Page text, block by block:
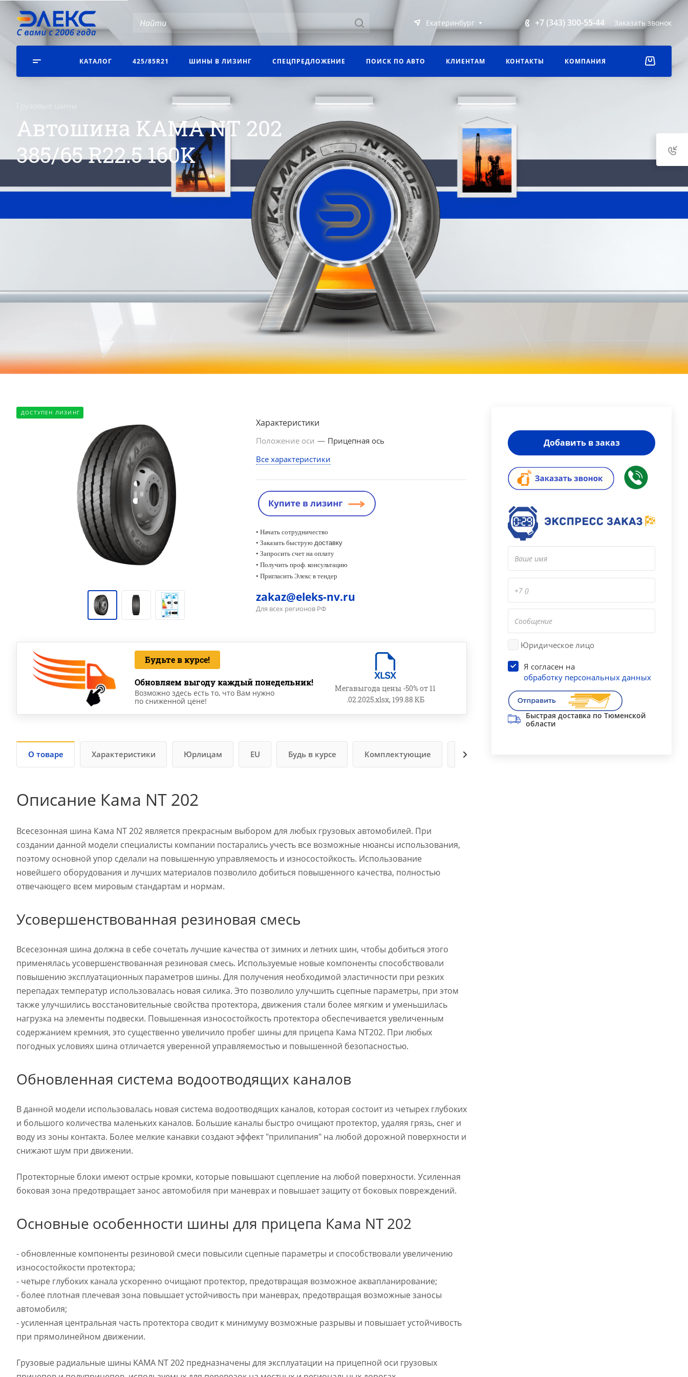
Екатеринбург +7 (343) 300-55-44 Заказать звонок
КАТАЛОГ 425/85R21 ШИНЫ В ЛИЗИНГ СПЕЦПРЕДЛОЖЕНИЕ ПОИСК ПО АВТО КЛИЕНТАМ КОНТАКТЫ КОМПАНИЯ
Автошина KAMA NT 202
385/65 R22.5 160K
Добавить в заказ
Юридическое лицо
Я согласен на
обработку персональных данных
Быстрая доставка по Тюменской
области
ДОСТУПЕН ЛИЗИНГ
Характеристики
Положение оси — Прицепная ось
Все характеристики
• Начать сотрудничество
• Заказать быструю доставку
• Запросить счет на оплату
• Получить проф. консультацию
• Пригласить Элекс в тендер
zakaz@eleks-nv.ru
Для всех регионов РФ
Будьте в курсе!
Обновляем выгоду каждый понедельник!
Возможно здесь есть то, что Вам нужно
по сниженной цене!
Мегавыгода цены -50% от 11
.02.2025.xlsx, 199.88 КБ
О товаре Характеристики Юрлицам EU Будь в курсе Комплектующие Сопутствующие
Описание Кама NT 202
Всесезонная шина Кама NT 202 является прекрасным выбором для любых грузовых автомобилей. При
создании данной модели специалисты компании постарались учесть все возможные нюансы использования,
поэтому основной упор сделали на повышенную управляемость и износостойкость. Использование
новейшего оборудования и лучших материалов позволило добиться повышенного качества, полностью
отвечающего всем мировым стандартам и нормам.
Усовершенствованная резиновая смесь
Всесезонная шина должна в себе сочетать лучшие качества от зимних и летних шин, чтобы добиться этого
применялась усовершенствованная резиновая смесь. Используемые новые компоненты способствовали
повышению эксплуатационных параметров шины. Для получения необходимой эластичности при резких
перепадах температур использовалась новая силика. Это позволило улучшить сцепные параметры, при этом
также улучшились восстановительные свойства протектора, движения стали более мягким и уменьшилась
нагрузка на элементы подвески. Повышенная износостойкость протектора обеспечивается увеличенным
содержанием кремния, это существенно увеличило пробег шины для прицепа Кама NT202. При любых
погодных условиях шина отличается уверенной управляемостью и повышенной безопасностью.
Обновленная система водоотводящих каналов
В данной модели использовалась новая система водоотводящих каналов, которая состоит из четырех глубоких
и большого количества маленьких каналов. Большие каналы быстро очищают протектор, удаляя грязь, снег и
воду из зоны контакта. Более мелкие канавки создают эффект "прилипания" на любой дорожной поверхности и
снижают шум при движении.
Протекторные блоки имеют острые кромки, которые повышают сцепление на любой поверхности. Усиленная
боковая зона предотвращает занос автомобиля при маневрах и повышает защиту от боковых повреждений.
Основные особенности шины для прицепа Кама NT 202
- обновленные компоненты резиновой смеси повысили сцепные параметры и способствовали увеличению
износостойкости протектора;
- четыре глубоких канала ускоренно очищают протектор, предотвращая возможное аквапланирование;
- более плотная плечевая зона повышает устойчивость при маневрах, предотвращая возможные заносы
автомобиля;
- усиленная центральная часть протектора сводит к минимуму возможные разрывы и повышает устойчивость
при прямолинейном движении.
Грузовые радиальные шины KAMA NT 202 предназначены для эксплуатации на прицепной оси грузовых